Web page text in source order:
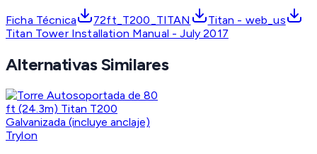
Ficha Técnica 72ft_T200_TITAN
Titan - web_us
Titan Tower Installation Manual - July 2017
Alternativas Similares
Trylon